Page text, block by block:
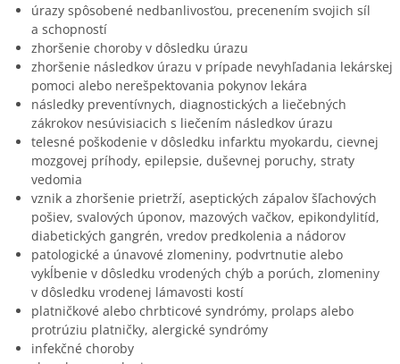
úrazy spôsobené nedbanlivosťou, precenením svojich síl
a schopností
zhoršenie choroby v dôsledku úrazu
zhoršenie následkov úrazu v prípade nevyhľadania lekárskej
pomoci alebo nerešpektovania pokynov lekára
následky preventívnych, diagnostických a liečebných
zákrokov nesúvisiacich s liečením následkov úrazu
telesné poškodenie v dôsledku infarktu myokardu, cievnej
mozgovej príhody, epilepsie, duševnej poruchy, straty
vedomia
vznik a zhoršenie prietrží, aseptických zápalov šľachových
pošiev, svalových úponov, mazových vačkov, epikondylitíd,
diabetických gangrén, vredov predkolenia a nádorov
patologické a únavové zlomeniny, podvrtnutie alebo
vykĺbenie v dôsledku vrodených chýb a porúch, zlomeniny
v dôsledku vrodenej lámavosti kostí
platničkové alebo chrbticové syndrómy, prolaps alebo
protrúziu platničky, alergické syndrómy
infekčné choroby